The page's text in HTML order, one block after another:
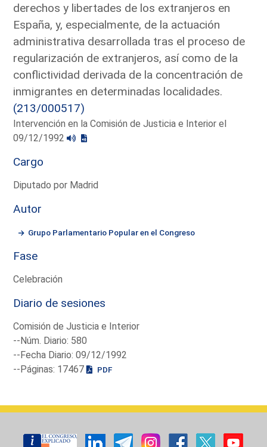
derechos y libertades de los extranjeros en
España, y, especialmente, de la actuación
administrativa desarrollada tras el proceso de
regularización de extranjeros, así como de la
conflictividad derivada de la concentración de
inmigrantes en determinadas localidades.
(213/000517)
Intervención en la Comisión de Justicia e Interior el
09/12/1992
Cargo
Diputado por Madrid
Autor
Grupo Parlamentario Popular en el Congreso
Fase
Celebración
Diario de sesiones
Comisión de Justicia e Interior
--Núm. Diario: 580
--Fecha Diario: 09/12/1992
--Páginas: 17467
PDF